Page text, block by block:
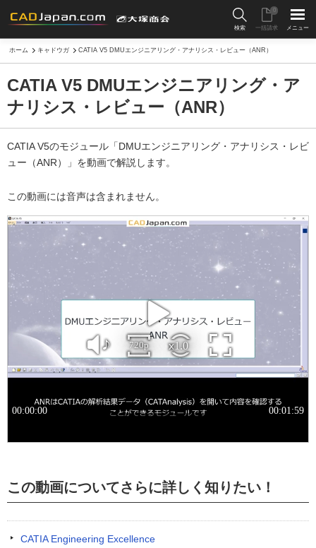
検索 一括請求
0
メニュー
ホーム キャドウガ CATIA V5 DMUエンジニアリング・アナリシス・レビュー（ANR）
CATIA V5 DMUエンジニアリング・ア
ナリシス・レビュー（ANR）
CATIA V5のモジュール「DMUエンジニアリング・アナリシス・レビ
ュー（ANR）」を動画で解説します。
この動画には音声は含まれません。
この動画についてさらに詳しく知りたい！
CATIA Engineering Excellence